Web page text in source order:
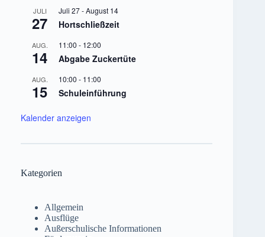
JULI
27
Juli 27-August 14
Hortschließzeit
AUG.
14
11:00 - 12:00
Abgabe Zuckertüte
AUG.
15
10:00 - 11:00
Schuleinführung
Kalender anzeigen
Kategorien
Allgemein
Ausflüge
Außerschulische Informationen